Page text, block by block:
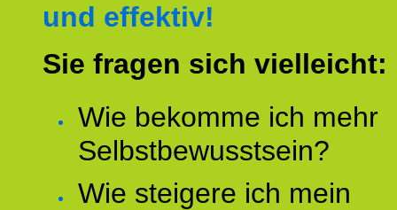
und effektiv!
Sie fragen sich vielleicht:
Wie bekomme ich mehr
Selbstbewusstsein?
Wie steigere ich mein